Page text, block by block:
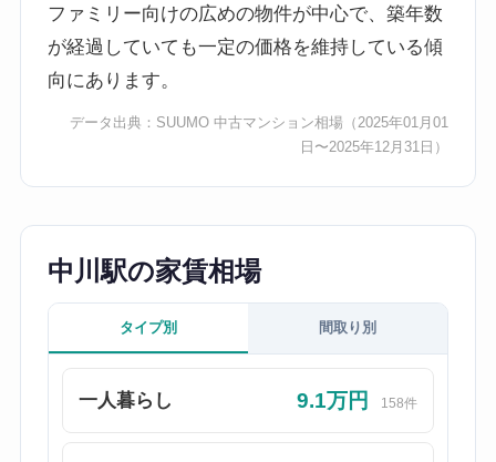
ファミリー向けの広めの物件が中心で、築年数
が経過していても一定の価格を維持している傾
向にあります。
データ出典： SUUMO 中古マンション相場 （2025年01月01
日〜2025年12月31日）
中川駅の家賃相場
タイプ別 間取り別
一人暮らし 9.1万円 158件